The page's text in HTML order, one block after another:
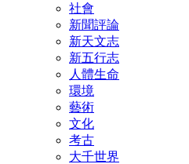
社會
新聞評論
新天文志
新五行志
人體生命
環境
藝術
文化
考古
大千世界